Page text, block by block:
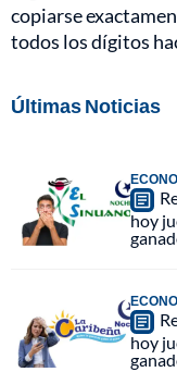
copiarse
todos los dígitos
Últimas Noticias
hoy
hoy